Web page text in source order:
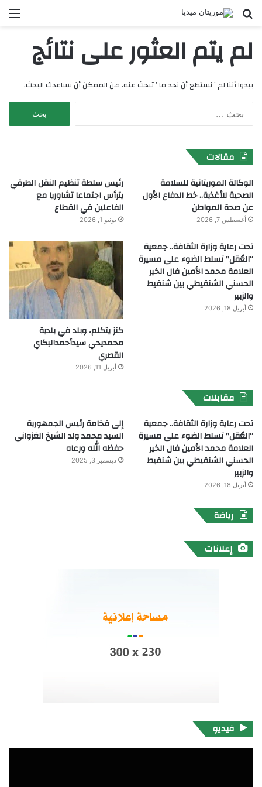
بحث
لم يتم العثور على نتائج
يبدوا أننا لم ’ نستطع أن نجد ما ’ تبحث عنه. من الممكن أن يساعدك البحث.
مقالات
الوكالة الموريتانية للسلامة
الصحية للأغذية.. خط الدفاع الأول
عن صحة المواطن
أغسطس 7, 2026
رئيس سلطة تنظيم النقل الطرقي
يترأس اجتماعا تشاوريا مع
الفاعلين في القطاع
يونيو 1, 2026
تحت رعاية وزارة الثقافة.. جمعية
“العُقل” تسلط الضوء على مسيرة
العلامة محمد الأمين فال الخير
الحسني الشنقيطي بين شنقيط
والزبير
أبريل 18, 2026
كنز يتكلم، وبلد في بلدية
محمديحي سيدأحمدالبكاي
القصري
أبريل 11, 2026
مقابلات
تحت رعاية وزارة الثقافة.. جمعية
“العُقل” تسلط الضوء على مسيرة
العلامة محمد الأمين فال الخير
الحسني الشنقيطي بين شنقيط
والزبير
أبريل 18, 2026
إلى فخامة رئيس الجمهورية
السيد محمد ولد الشيخ الغزواني
حفظه الله ورعاه
ديسمبر 3, 2025
رياضة
إعلانات
فيديو